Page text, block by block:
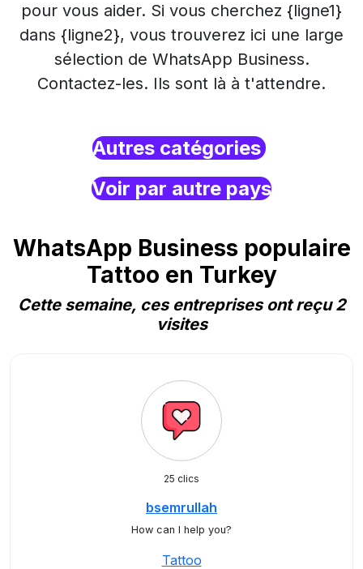
pour vous aider. Si vous cherchez {ligne1}
dans {ligne2}, vous trouverez ici une large
sélection de WhatsApp Business.
Contactez-les. Ils sont là à t'attendre.
Autres catégories
Voir par autre pays
WhatsApp Business populaire
Tattoo en Turkey
Cette semaine, ces entreprises ont reçu 2
visites
25 clics
bsemrullah
How can I help you?
Tattoo